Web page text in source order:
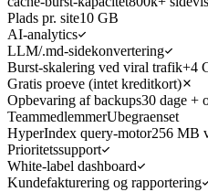
Plads pr. site10 GB
AI-analytics
LLM/.md-sidekonvertering
Burst-skalering ved viral trafik+4
Gratis proeve (intet kreditkort)
Opbevaring af backups30 dage +
TeammedlemmerUbegraenset
HyperIndex query-motor256 MB
Prioritetssupport
White-label dashboard
Kundefakturering og rapportering